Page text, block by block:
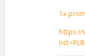
1x
https://